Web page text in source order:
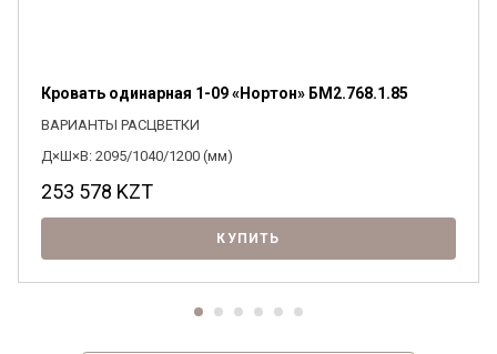
Кровать одинарная 1-09 «Нортон» БМ2.768.1.85
ВАРИАНТЫ РАСЦВЕТКИ
Д×Ш×В: 2095/1040/1200 (мм)
253 578 KZT
КУПИТЬ